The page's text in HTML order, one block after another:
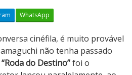
WhatsApp
cinéfila, é muito provável
não tenha passado
“Roda do Destino”foi o